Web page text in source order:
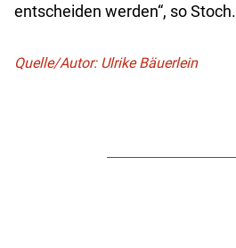
entscheiden werden“, so Stoch.
Quelle/Autor: Ulrike Bäuerlein